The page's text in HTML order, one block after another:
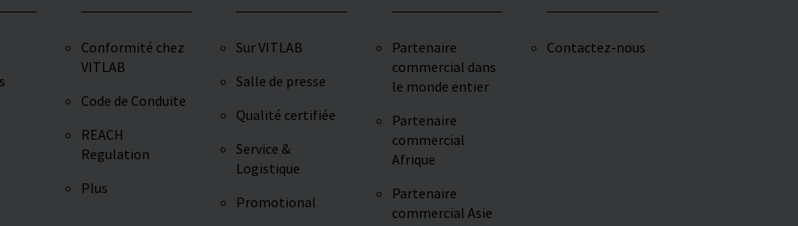
Conformité chez
VITLAB
Code de Conduite
REACH
Regulation
Plus
Sur VITLAB
Salle de presse
Qualité certifiée
Service &
Logistique
Promotional
Partenaire
commercial dans
le monde entier
Partenaire
commercial
Afrique
Partenaire
commercial Asie
Contactez-nous